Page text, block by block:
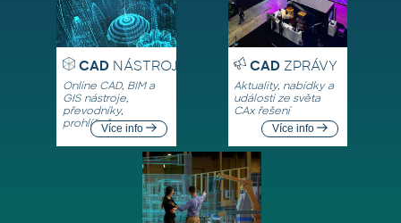
CADNÁSTROJE
Online CAD, BIM a
GIS nástroje,
převodníky,
prohlížečeVíce info
CADZPRÁVY
Aktuality, nabídky a
události ze světa
CAx řešení
Více info